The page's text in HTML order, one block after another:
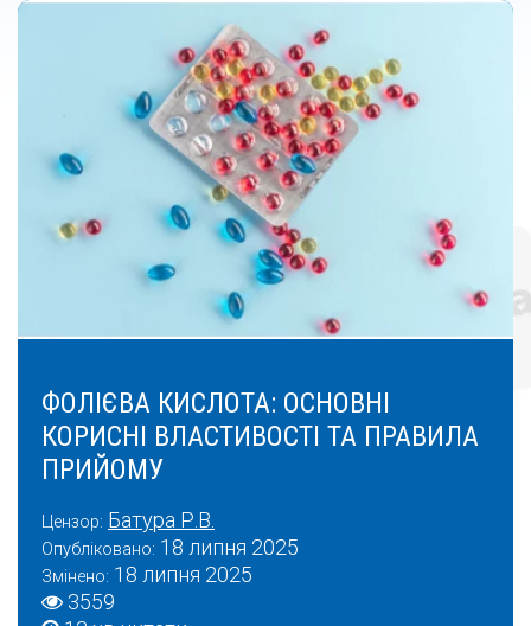
ФОЛІЄВА КИСЛОТА: ОСНОВНІ
КОРИСНІ ВЛАСТИВОСТІ ТА ПРАВИЛА
ПРИЙОМУ
Цензор: Батура Р.В.
Опубліковано: 18 липня 2025
Змінено: 18 липня 2025
3559